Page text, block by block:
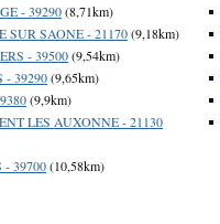
- 39290(8,71km)
SUR SAONE - 21170(9,18km)
- 39500(9,54km)
- 39290(9,65km)
(9,9km)
LES AUXONNE - 21130
- 39700(10,58km)